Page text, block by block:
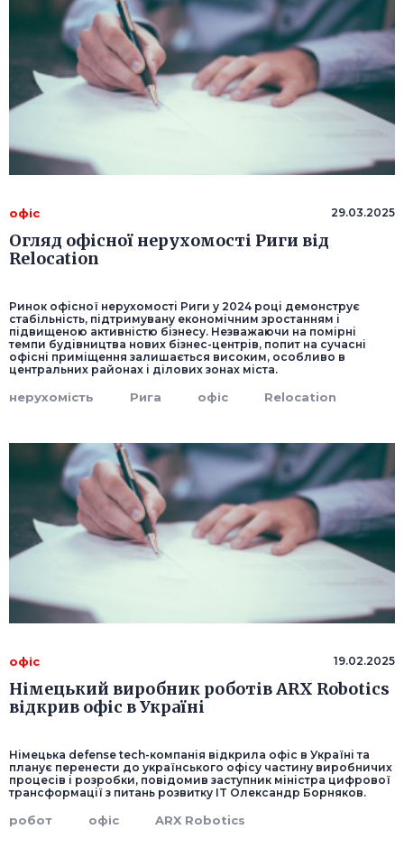
офіс 29.03.2025
Огляд офісної нерухомості Риги від
Relocation
Ринок офісної нерухомості Риги у 2024 році демонструє
стабільність, підтримувану економічним зростанням і
підвищеною активністю бізнесу. Незважаючи на помірні
темпи будівництва нових бізнес-центрів, попит на сучасні
офісні приміщення залишається високим, особливо в
центральних районах і ділових зонах міста.
нерухомість Рига офіс Relocation
офіс 19.02.2025
Німецький виробник роботів ARX Robotics
відкрив офіс в Україні
Німецька defense tech-компанія відкрила офіс в Україні та
планує перенести до українського офісу частину виробничих
процесів і розробки, повідомив заступник міністра цифрової
трансформації з питань розвитку IT Олександр Борняков.
робот офіс ARX Robotics